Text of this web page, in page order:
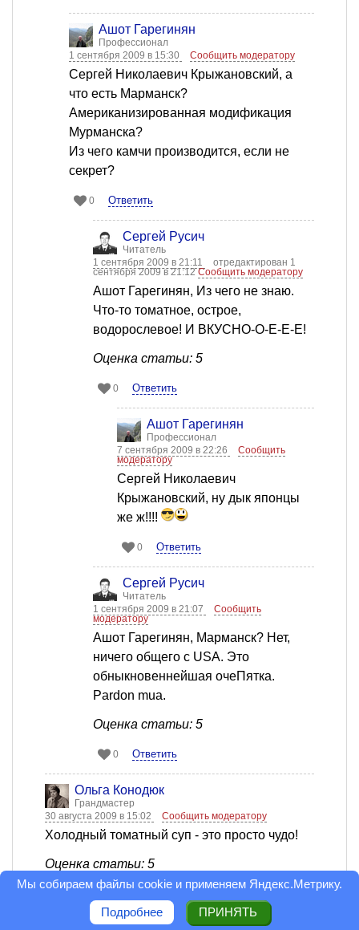
Ашот Гарегинян
Профессионал
1 сентября 2009 в 15:30
Сообщить модератору
Сергей Николаевич Крыжановский, а
что есть Марманск?
Американизированная модификация
Мурманска?
Из чего камчи производится, если не
секрет?
0 Ответить
Сергей Русич
Читатель
1 сентября 2009 в 21:11
отредактирован 1
сентября 2009 в 21:12Сообщить модератору
Ашот Гарегинян, Из чего не знаю.
Что-то томатное, острое,
водорослевое! И ВКУСНО-О-Е-Е-Е!
Оценка статьи: 5
0 Ответить
Ашот Гарегинян
Профессионал
7 сентября 2009 в 22:26
Сообщить
модератору
Сергей Николаевич
Крыжановский, ну дык японцы
же ж!!!!
0 Ответить
Сергей Русич
Читатель
1 сентября 2009 в 21:07
Сообщить
модератору
Ашот Гарегинян, Марманск? Нет,
ничего общего с USA. Это
обныкновеннейшая очеПятка.
Pardon mua.
Оценка статьи: 5
0 Ответить
Ольга Конодюк
Грандмастер
30 августа 2009 в 15:02
Сообщить модератору
Холодный томатный суп - это просто чудо!
Оценка статьи: 5
0 Ответить
Мы собираем файлы cookie и применяем Яндекс.Метрику.
Подробнее ПРИНЯТЬ